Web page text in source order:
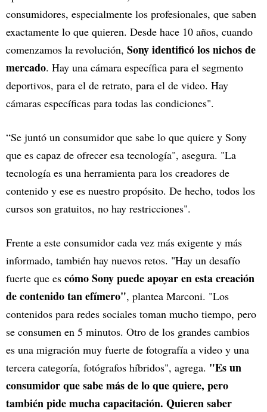
consumidores, especialmente los profesionales, que saben
exactamente lo que quieren. Desde hace 10 años, cuando
comenzamos la revolución, Sony identificó los nichos de
mercado. Hay una cámara específica para el segmento
deportivos, para el de retrato, para el de video. Hay
cámaras específicas para todas las condiciones".
“Se juntó un consumidor que sabe lo que quiere y Sony
que es capaz de ofrecer esa tecnología", asegura. "La
tecnología es una herramienta para los creadores de
contenido y ese es nuestro propósito. De hecho, todos los
cursos son gratuitos, no hay restricciones".
Frente a este consumidor cada vez más exigente y más
informado, también hay nuevos retos. "Hay un desafío
fuerte que es cómo Sony puede apoyar en esta creación
de contenido tan efímero", plantea Marconi. "Los
contenidos para redes sociales toman mucho tiempo, pero
se consumen en 5 minutos. Otro de los grandes cambios
es una migración muy fuerte de fotografía a video y una
tercera categoría, fotógrafos híbridos", agrega. "Es un
consumidor que sabe más de lo que quiere, pero
también pide mucha capacitación. Quieren saber